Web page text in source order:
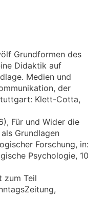
Grundformen des
Didaktik auf
Medien und
der
Klett-Cotta,
Für und Wider die
Grundlagen
Forschung, in:
Psychologie, 10
zum Teil